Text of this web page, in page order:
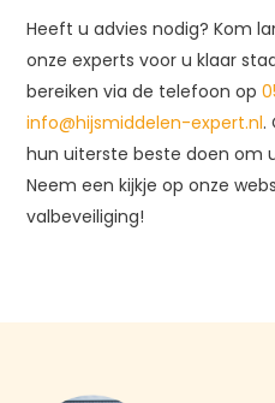
Heeft u advies nodig? Kom
onze experts voor u klaar
bereiken via de telefoon op
info@hijsmiddelen-expert.nl.
hun uiterste beste doen om
Neem een kijkje op onze
valbeveiliging!